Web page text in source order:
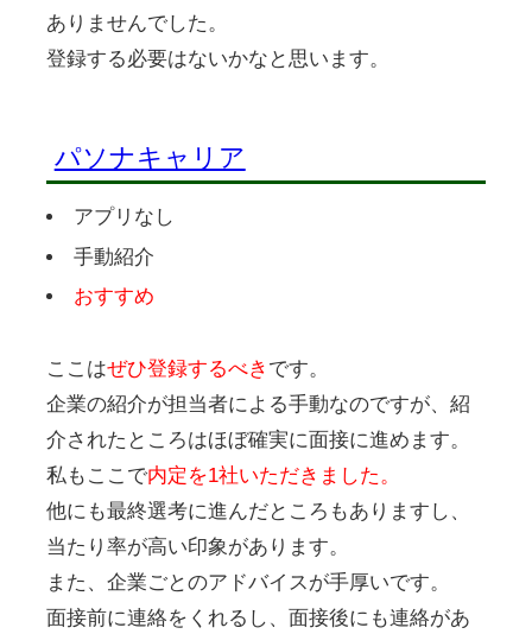
ありませんでした。
登録する必要はないかなと思います。
パソナキャリア
アプリなし
手動紹介
おすすめ
ここはぜひ登録するべき です。
企業の紹介が担当者による手動なのですが、紹
介されたところはほぼ確実に面接に進めます。
私もここで内定を1社いただきました。
他にも最終選考に進んだところもありますし、
当たり率が高い印象があります。
また、企業ごとのアドバイスが手厚いです。
面接前に連絡をくれるし、面接後にも連絡があ